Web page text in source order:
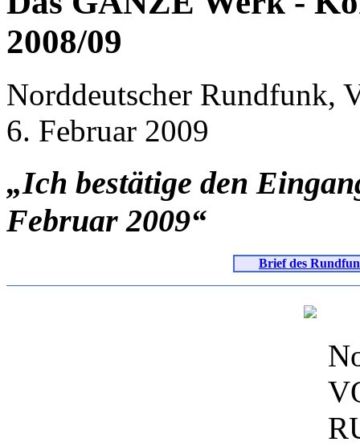
2008/09
Norddeutscher Rundfunk,
6. Februar 2009
„Ich bestätige den
Februar 2009“
Brief des